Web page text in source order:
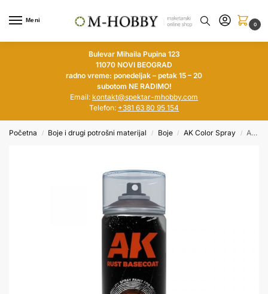
Meni
0
Bulevar Mihaila Pupina 123
11070 NOVI BEOGRAD
radno vreme: ponedeljak – petak 15 – 20
subotom NE RADIMO!
Email: kontakt@spektar-mhobby.com
Telefon: +381 63 80 95 154
Početna / Boje i drugi potrošni materijal / Boje / AK Color Spray / AK Rust Basecoat (150 ml)